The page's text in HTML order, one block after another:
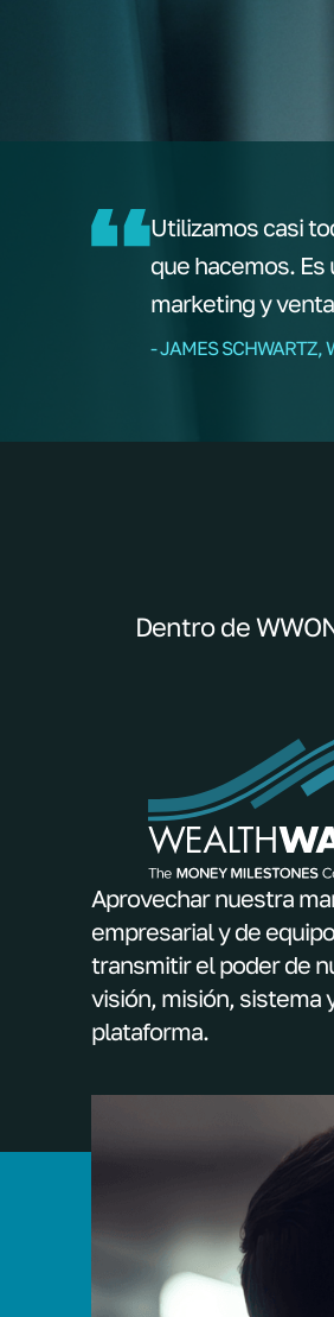
Utilizamos casi
que hacemos.
marketing y
- JAMES SCHWARTZ,
Dentro de
Aprovechar nuestra
empresarial y de
transmitir el poder de
visión, misión, sistema
plataforma.